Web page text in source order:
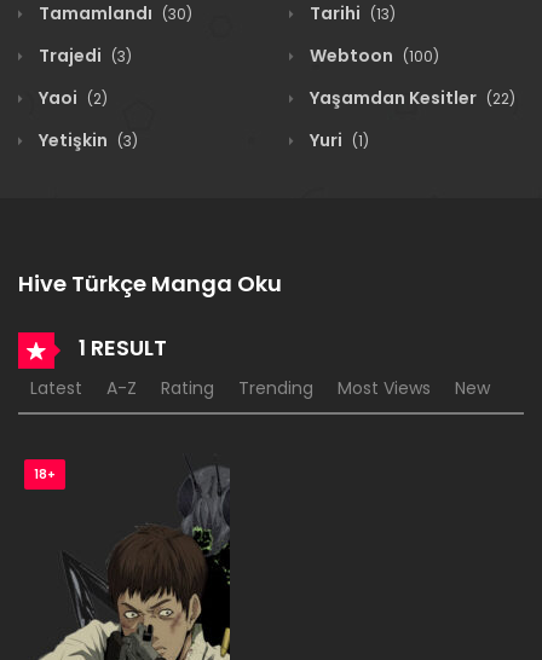
Tamamlandı (30) Tarihi (13)
Trajedi (3) Webtoon (100)
Yaoi (2) Yaşamdan Kesitler (22)
Yetişkin (3) Yuri (1)
Hive Türkçe Manga Oku
1 RESULT
Latest A-Z Rating Trending Most Views New
18+